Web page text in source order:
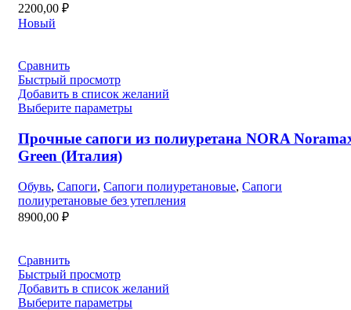
2200,00 ₽
Новый
Сравнить
Быстрый просмотр
Добавить в список желаний
Выберите параметры
Прочные сапоги из полиуретана NORA
Green (Италия)
Обувь, Сапоги, Сапоги полиуретановые, Сапоги
полиуретановые без утепления
8900,00 ₽
Сравнить
Быстрый просмотр
Добавить в список желаний
Выберите параметры